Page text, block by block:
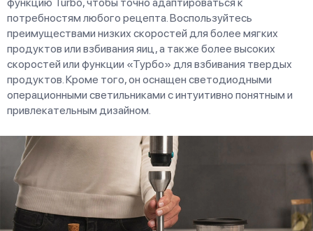
потребностям любого рецепта. Воспользуйтесь
преимуществами низких скоростей для более мягких
продуктов или взбивания яиц, а также более высоких
скоростей или функции «Турбо» для взбивания твердых
продуктов. Кроме того, он оснащен светодиодными
операционными светильниками с интуитивно понятным и
привлекательным дизайном.